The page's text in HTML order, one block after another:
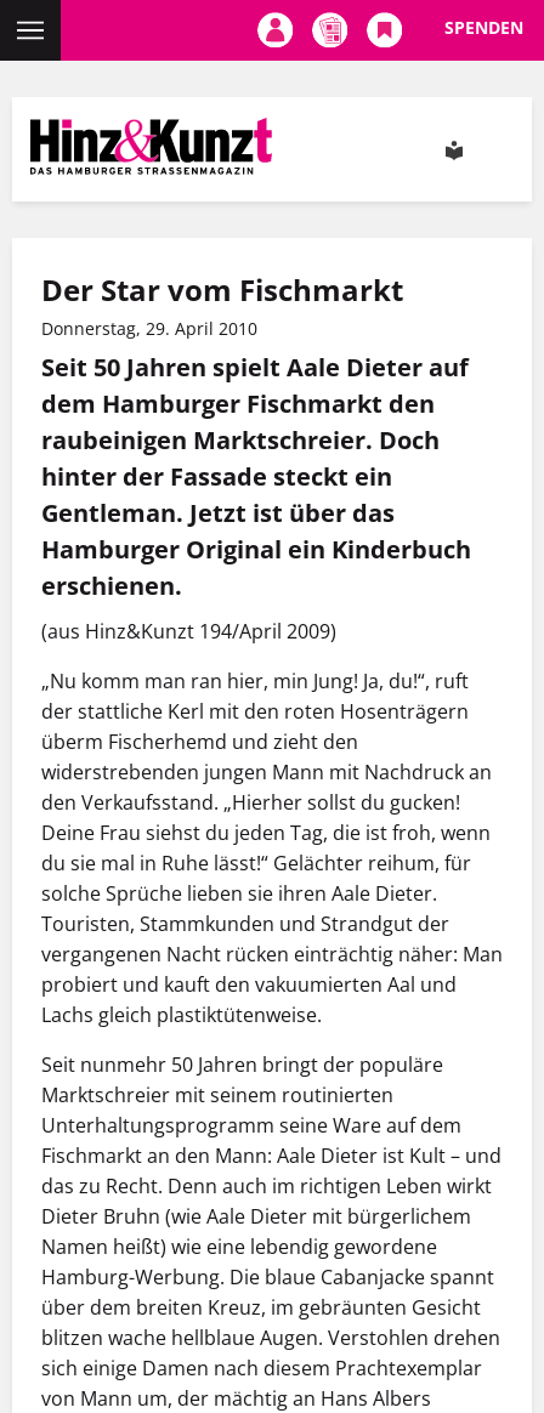
Inhalt
SPENDEN
Der Star vom Fischmarkt
Donnerstag, 29. April 2010
Seit 50 Jahren spielt Aale Dieter auf
dem Hamburger Fischmarkt den
raubeinigen Marktschreier. Doch
hinter der Fassade steckt ein
Gentleman. Jetzt ist über das
Hamburger Original ein Kinderbuch
erschienen.
(aus Hinz&Kunzt 194/April 2009)
„Nu komm man ran hier, min Jung! Ja, du!“, ruft
der stattliche Kerl mit den roten Hosenträgern
überm Fischerhemd und zieht den
widerstrebenden jungen Mann mit Nachdruck an
den Verkaufsstand. „Hierher sollst du gucken!
Deine Frau siehst du jeden Tag, die ist froh, wenn
du sie mal in Ruhe lässt!“ Gelächter reihum, für
solche Sprüche lieben sie ihren Aale Dieter.
Touristen, Stammkunden und Strandgut der
vergangenen Nacht rücken einträchtig näher: Man
probiert und kauft den vakuumierten Aal und
Lachs gleich plastiktütenweise.
Seit nunmehr 50 Jahren bringt der populäre
Marktschreier mit seinem routinierten
Unterhaltungsprogramm seine Ware auf dem
Fischmarkt an den Mann: Aale Dieter ist Kult – und
das zu Recht. Denn auch im richtigen Leben wirkt
Dieter Bruhn (wie Aale Dieter mit bürgerlichem
Namen heißt) wie eine lebendig gewordene
Hamburg-Werbung. Die blaue Cabanjacke spannt
über dem breiten Kreuz, im gebräunten Gesicht
blitzen wache hellblaue Augen. Verstohlen drehen
sich einige Damen nach diesem Prachtexemplar
von Mann um, der mächtig an Hans Albers